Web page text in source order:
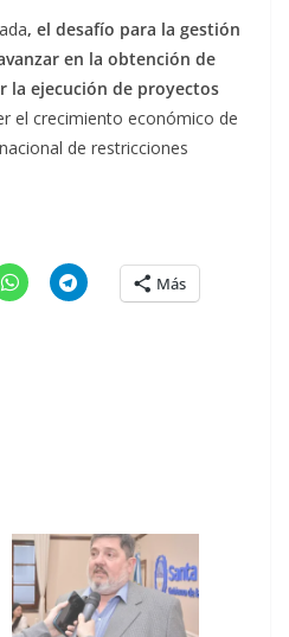
, el desafío para la gestión
en la obtención de
la ejecución de proyectos
el crecimiento económico de
de restricciones
Más